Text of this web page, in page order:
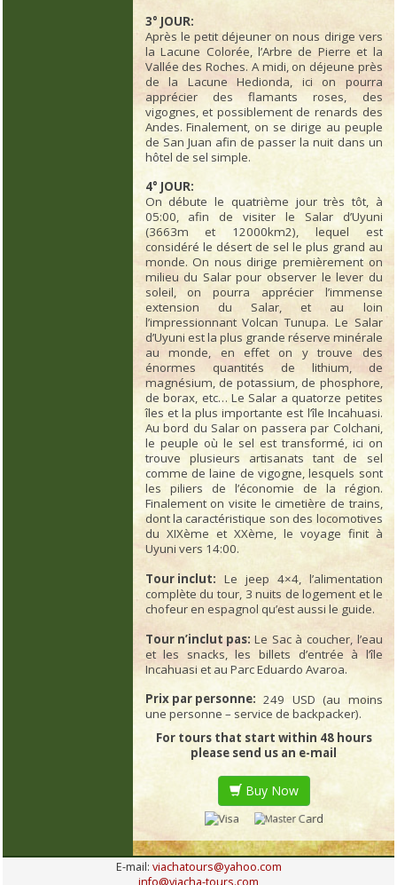
3° JOUR:
Après le petit déjeuner on nous dirige vers
la Lacune Colorée, l’Arbre de Pierre et la
Vallée des Roches. A midi, on déjeune près
de la Lacune Hedionda, ici on pourra
apprécier des flamants roses, des
vigognes, et possiblement de renards des
Andes. Finalement, on se dirige au peuple
de San Juan afin de passer la nuit dans un
hôtel de sel simple.
4° JOUR:
On débute le quatrième jour très tôt, à
05:00, afin de visiter le Salar d’Uyuni
(3663m et 12000km2), lequel est
considéré le désert de sel le plus grand au
monde. On nous dirige premièrement on
milieu du Salar pour observer le lever du
soleil, on pourra apprécier l’immense
extension du Salar, et au loin
l’impressionnant Volcan Tunupa. Le Salar
d’Uyuni est la plus grande réserve minérale
au monde, en effet on y trouve des
énormes quantités de lithium, de
magnésium, de potassium, de phosphore,
de borax, etc… Le Salar a quatorze petites
îles et la plus importante est l’île Incahuasi.
Au bord du Salar on passera par Colchani,
le peuple où le sel est transformé, ici on
trouve plusieurs artisanats tant de sel
comme de laine de vigogne, lesquels sont
les piliers de l’économie de la région.
Finalement on visite le cimetière de trains,
dont la caractéristique son des locomotives
du XIXème et XXème, le voyage finit à
Uyuni vers 14:00.
Tour inclut: Le jeep 4×4, l’alimentation
complète du tour, 3 nuits de logement et le
chofeur en espagnol qu’est aussi le guide.
Tour n’inclut pas: Le Sac à coucher, l’eau
et les snacks, les billets d’entrée à l’île
Incahuasi et au Parc Eduardo Avaroa.
Prix par personne: 249 USD (au moins
une personne – service de backpacker).
For tours that start within 48 hours
please send us an e-mail
Buy Now
E-mail: viachatours@yahoo.com
info@viacha-tours.com